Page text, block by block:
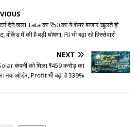
देने वाला Tata का ₹50 का ये शेयर बाजार खुलते ही
वीकेंड में की है बड़ी घोषणा, FII भी बढ़ा रहे हिस्सेदारी
NEXT
कंपनी को मिला ₹459 करोड़ का
नया ऑर्डर, Profit भी बढ़ा है 339%